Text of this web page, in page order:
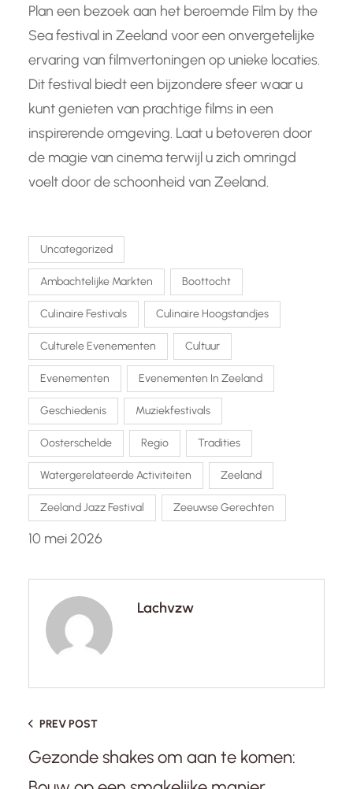
Plan een bezoek aan het beroemde Film by the
Sea festival in Zeeland voor een onvergetelijke
ervaring van filmvertoningen op unieke locaties.
Dit festival biedt een bijzondere sfeer waar u
kunt genieten van prachtige films in een
inspirerende omgeving. Laat u betoveren door
de magie van cinema terwijl u zich omringd
voelt door de schoonheid van Zeeland.
Uncategorized
Ambachtelijke Markten Boottocht
Culinaire Festivals Culinaire Hoogstandjes
Culturele Evenementen Cultuur
Evenementen Evenementen In Zeeland
Geschiedenis Muziekfestivals
Oosterschelde Regio Tradities
Watergerelateerde Activiteiten Zeeland
Zeeland Jazz Festival Zeeuwse Gerechten
10 mei 2026
Lachvzw
PREV POST
Gezonde shakes om aan te komen: